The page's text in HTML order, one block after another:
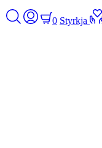
0 Styrkja